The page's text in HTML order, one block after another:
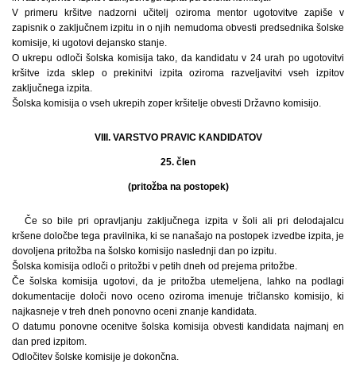
V primeru kršitve nadzorni učitelj oziroma mentor ugotovitve zapiše v
zapisnik o zaključnem izpitu in o njih nemudoma obvesti predsednika šolske
komisije, ki ugotovi dejansko stanje.
O ukrepu odloči šolska komisija tako, da kandidatu v 24 urah po ugotovitvi
kršitve izda sklep o prekinitvi izpita oziroma razveljavitvi vseh izpitov
zaključnega izpita.
Šolska komisija o vseh ukrepih zoper kršitelje obvesti Državno komisijo.
VIII. VARSTVO PRAVIC KANDIDATOV
25. člen
(pritožba na postopek)
Če so bile pri opravljanju zaključnega izpita v šoli ali pri delodajalcu
kršene določbe tega pravilnika, ki se nanašajo na postopek izvedbe izpita, je
dovoljena pritožba na šolsko komisijo naslednji dan po izpitu.
Šolska komisija odloči o pritožbi v petih dneh od prejema pritožbe.
Če šolska komisija ugotovi, da je pritožba utemeljena, lahko na podlagi
dokumentacije določi novo oceno oziroma imenuje tričlansko komisijo, ki
najkasneje v treh dneh ponovno oceni znanje kandidata.
O datumu ponovne ocenitve šolska komisija obvesti kandidata najmanj en
dan pred izpitom.
Odločitev šolske komisije je dokončna.